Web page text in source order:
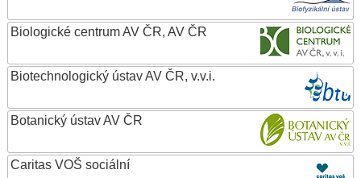
Biologické centrum AV ČR, AV ČR
Biotechnologický ústav AV ČR, v.v.i.
Botanický ústav AV ČR
Caritas VOŠ sociální